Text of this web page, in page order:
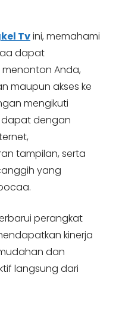
Tvini, memahami
dapat
Anda,
maupun akses ke
mengikuti
dengan
tampilan, serta
yang
perangkat
kinerja
dan
langsung dari